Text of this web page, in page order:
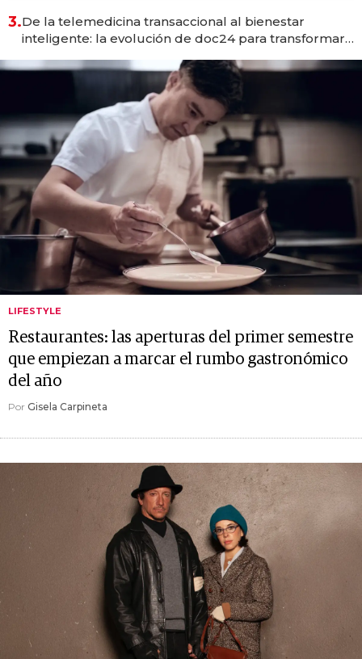
3.De la telemedicina transaccional al bienestar
inteligente: la evolución de doc24 para transformar
LIFESTYLE
Restaurantes: las aperturas del primer semestre
que empiezan a marcar el rumbo gastronómico
del año
Por Gisela Carpineta